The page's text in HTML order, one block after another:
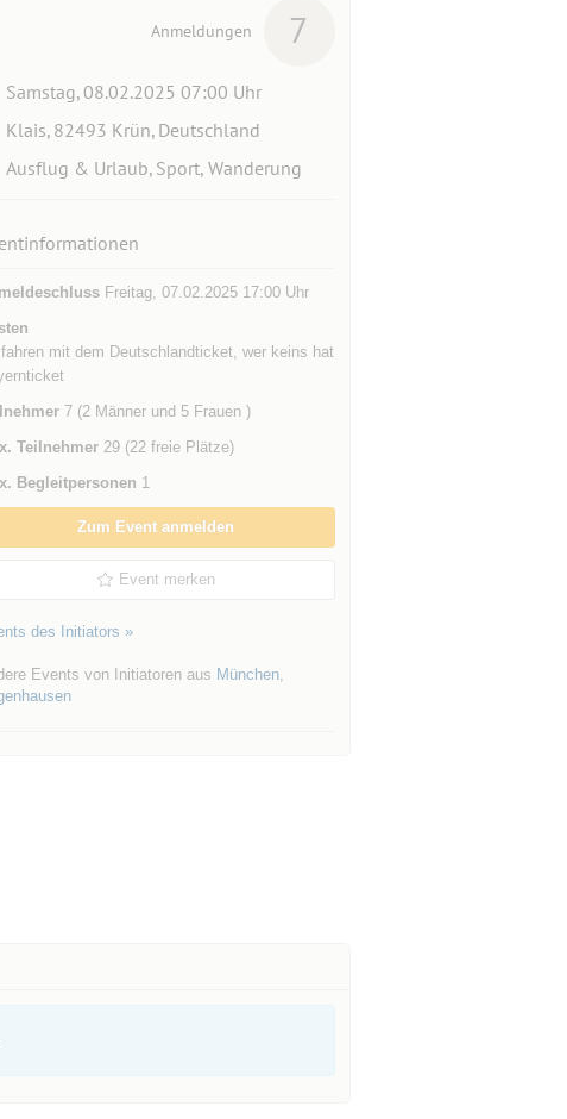
Anmeldungen 7
Samstag, 08.02.2025 07:00 Uhr
Klais, 82493 Krün, Deutschland
Ausflug & Urlaub, Sport, Wanderung
Freitag, 07.02.2025 17:00 Uhr
mit dem Deutschlandticket, wer keins hat
7 (2 Männer und 5 Frauen )
Teilnehmer29 (22 freie Plätze)
Begleitpersonen 1
Zum Event anmelden
Event merken
des Initiators »
Events von Initiatoren aus München,